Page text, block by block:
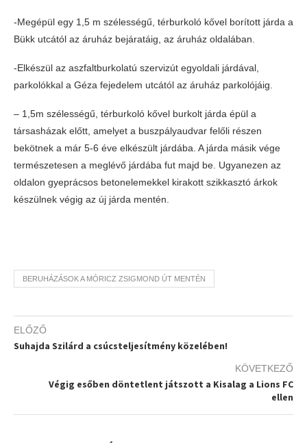
-Megépül egy 1,5 m szélességű, térburkoló kővel borított járda a
Bükk utcától az áruház bejáratáig, az áruház oldalában.
-Elkészül az aszfaltburkolatú szervizút egyoldali járdával,
parkolókkal a Géza fejedelem utcától az áruház parkolójáig.
– 1,5m szélességű, térburkoló kővel burkolt járda épül a
társasházak előtt, amelyet a buszpályaudvar felőli részen
bekötnek a már 5-6 éve elkészült járdába. A járda másik vége
természetesen a meglévő járdába fut majd be. Ugyanezen az
oldalon gyeprácsos betonelemekkel kirakott szikkasztó árkok
készülnek végig az új járda mentén.
BERUHÁZÁSOK A MÓRICZ ZSIGMOND ÚT MENTÉN
ELŐZŐ
Suhajda Szilárd a csúcsteljesítmény közelében!
KÖVETKEZŐ
Végig esőben döntetlent játszott a Kisalag a Lions FC
ellen